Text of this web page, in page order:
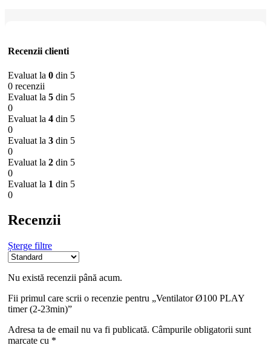
Recenzii clienti
Evaluat la 0 din 5
0 recenzii
Evaluat la 5 din 5
0
Evaluat la 4 din 5
0
Evaluat la 3 din 5
0
Evaluat la 2 din 5
0
Evaluat la 1 din 5
0
Recenzii
Șterge filtre
Nu există recenzii până acum.
Fii primul care scrii o recenzie pentru „Ventilator Ø100 PLAY
timer (2-23min)”
Adresa ta de email nu va fi publicată. Câmpurile obligatorii sunt
marcate cu *